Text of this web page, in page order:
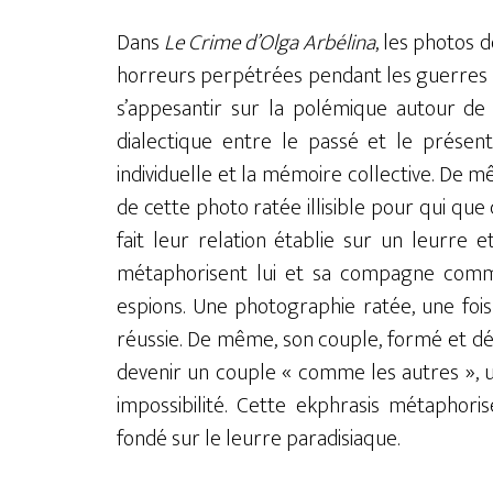
DansLe Crime d’Olga Arbélina, les photos
horreurs perpétrées pendant les guerres
s’appesantir sur la polémique autour
dialectique entre le passé et le
individuelle et la mémoire collective. De
de cette photo ratée illisible pour qui que
fait leur relation établie sur un leurre
métaphorisent lui et sa compagne
espions. Une photographie ratée, une
réussie. De même, son couple, formé et
devenir un couple « comme les autres
impossibilité. Cette ekphrasis
fondé sur le leurre paradisiaque.